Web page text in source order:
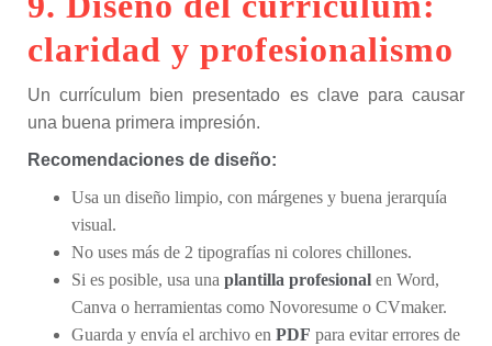
claridad y profesionalismo
Un currículum bien presentado es clave para causar
una buena primera impresión.
Recomendaciones de diseño:
Usa un diseño limpio, con márgenes y buena jerarquía
visual.
No uses más de 2 tipografías ni colores chillones.
Si es posible, usa una plantilla profesional en Word,
Canva o herramientas como Novoresume o CVmaker.
Guarda y envía el archivo en PDF para evitar errores de